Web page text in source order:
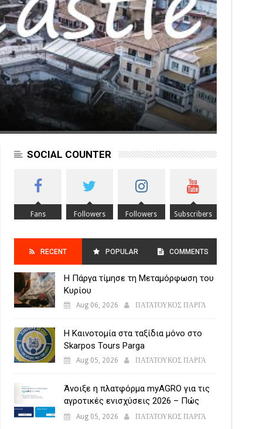
SOCIAL COUNTER
Fans Followers Followers Subscribers
RECENT POPULAR
POSTS
COMMENTS
Η Πάργα τίμησε τη Μεταμόρφωση του
Κυρίου
Aug 06, 2026 ΠΑΤΑΤΟΥΚΟΣ ΠΑΡΓΑ
Η Καινοτομία στα ταξίδια μόνο στο
Skarpos Tours Parga
Aug 05, 2026 ΠΑΤΑΤΟΥΚΟΣ ΠΑΡΓΑ
Άνοιξε η πλατφόρμα myAGRO για τις
αγροτικές ενισχύσεις 2026 – Πώς
υποβάλλεται η Ενιαία Αίτηση
Aug 05, 2026 ΠΑΤΑΤΟΥΚΟΣ ΠΑΡΓΑ